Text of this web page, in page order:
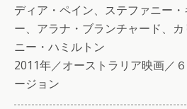
ディア・ペイン、ステファニー
ー、アラナ・ブランチャード、
ニー・ハミルトン
2011年／オーストラリア映画／
ージョン